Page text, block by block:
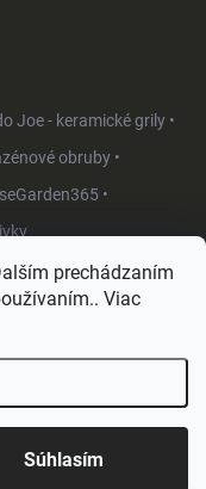
prechádzaním
Viac
Súhlasím
Joe - keramické grily •
obruby •
•
vyhradené.Upraviť